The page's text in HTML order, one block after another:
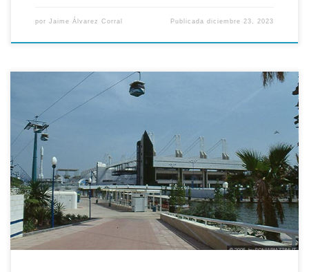
por Jaime Álvarez Corral Publicadadiciembre 23, 2023
La obra del Auditorio de la Cartuja, enclavada en el recinto de
la Expo’92, proyectada y realizada por el arquitecto Eleuterio
Población, fue galardonada aquel 20 de diciembre con el V
premio Dragados y Construcciones de Arquitectura de 1991,
un premio dotado con dos millones de pesetas y que
otorgaba […]